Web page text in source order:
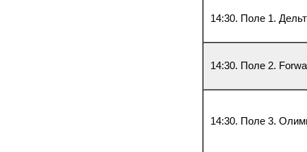
14:30. Поле 1.
14:30. Поле 2.
14:30. Поле 3.